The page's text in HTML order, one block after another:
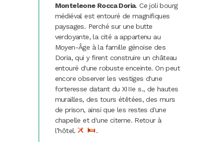
Monteleone Rocca Doria. Ce joli bourg
médiéval est entouré de magnifiques
paysages. Perché sur une butte
verdoyante, la cité a appartenu au
Moyen-Âge à la famille génoise des
Doria, qui y firent construire un château
entouré d'une robuste enceinte. On peut
encore observer les vestiges d'une
forteresse datant du XIIIe s., de hautes
murailles, des tours étêtées, des murs
de prison, ainsi que les restes d'une
chapelle et d'une citerne. Retour à
l’hôtel.
.